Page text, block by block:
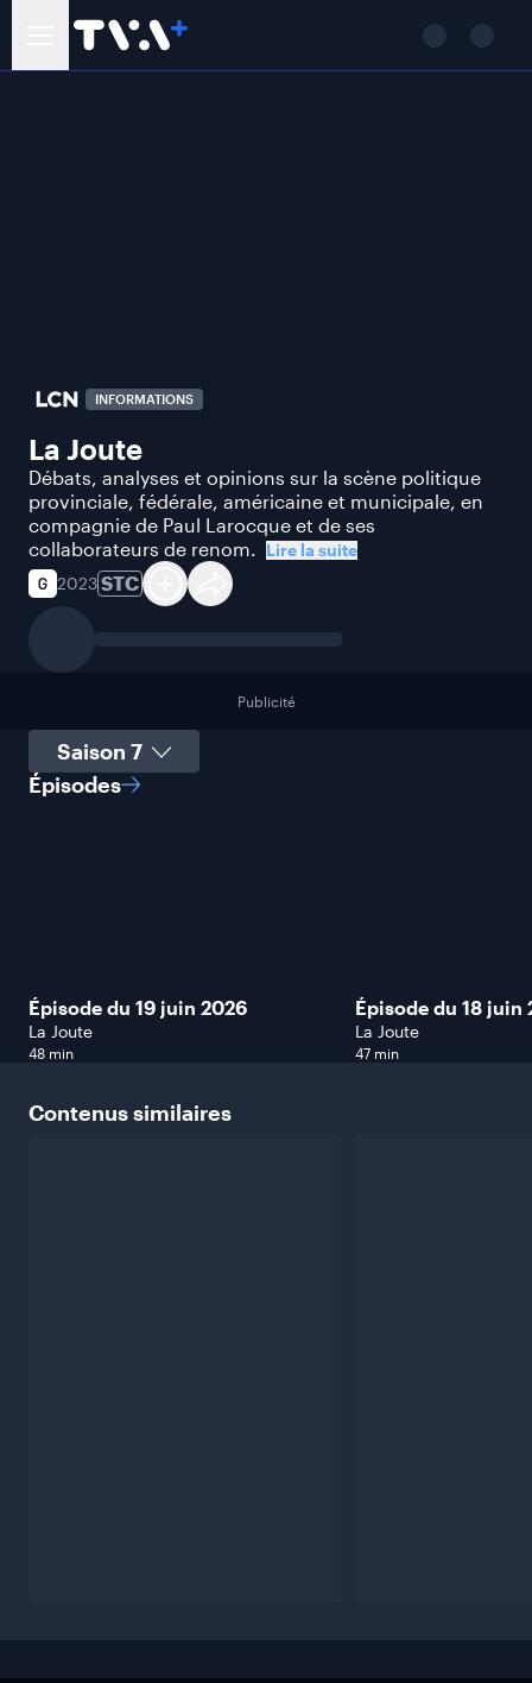
INFORMATIONS
La Joute
Débats, analyses et opinions sur la scène politique
provinciale, fédérale, américaine et municipale, en
compagnie de Paul Larocque et de ses
collaborateurs de renom. Lire la suite
2023STC
Publicité
Sélectionner une saison
Épisodes
Épisode du 19 juin 2026
La Joute
48 min
Épisode du 18 juin
La Joute
47 min
Contenussimilaires